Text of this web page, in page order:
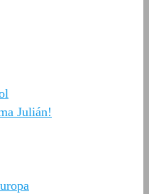
Julián!